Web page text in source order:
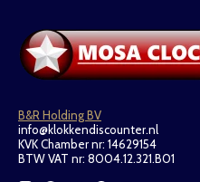
B&R Holding BV
info@klokkendiscounter.nl
KVK Chamber nr: 14629154
BTW VAT nr: 8004.12.321.B01